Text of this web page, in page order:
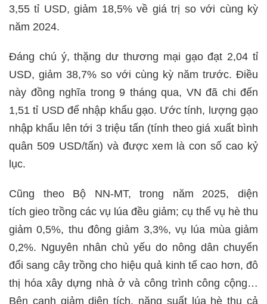
3,55 tỉ USD, giảm 18,5% về giá trị so với cùng kỳ
năm 2024.
Đáng chú ý, thặng dư thương mại gạo đạt 2,04 tỉ
USD, giảm 38,7% so với cùng kỳ năm trước. Điều
này đồng nghĩa trong 9 tháng qua, VN đã chi đến
1,51 tỉ USD để nhập khẩu gạo. Ước tính, lượng gạo
nhập khẩu lên tới 3 triệu tấn (tính theo giá xuất bình
quân 509 USD/tấn) và được xem là con số cao kỷ
lục.
Cũng theo Bộ NN-MT, trong năm 2025, diện
tích gieo trồng các vụ lúa đều giảm; cụ thể vụ hè thu
giảm 0,5%, thu đông giảm 3,3%, vụ lúa mùa giảm
0,2%. Nguyên nhân chủ yếu do nông dân chuyển
đổi sang cây trồng cho hiệu quả kinh tế cao hơn, đô
thị hóa xây dựng nhà ở và công trình công cộng…
Bên cạnh giảm diện tích, năng suất lúa hè thu cả